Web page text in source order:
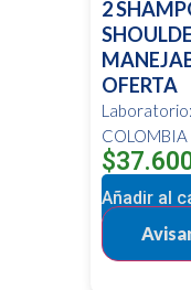
2
OFERTA
COLOMBIA
$
Añadir al